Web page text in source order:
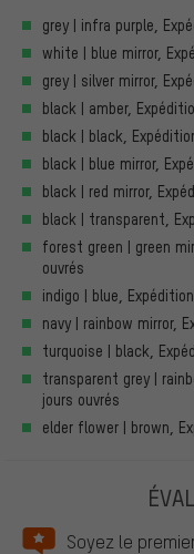
grey | infra purple,
white | blue mirror,
grey | silver mirror,
black | amber,
black | black,
black | blue mirror,
black | red mirror,
black | transparent,
forest green | green
ouvrés
indigo | blue,
navy | rainbow mirror,
turquoise | black,
transparent grey |
jours ouvrés
elder flower | brown,
Soyez le